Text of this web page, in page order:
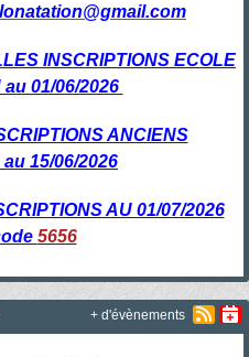
INSCRIPTIONS ECOLE
au 01/06/2026
ANCIENS
15/06/2026
AU 01/07/2026
5656
+ d'évènements